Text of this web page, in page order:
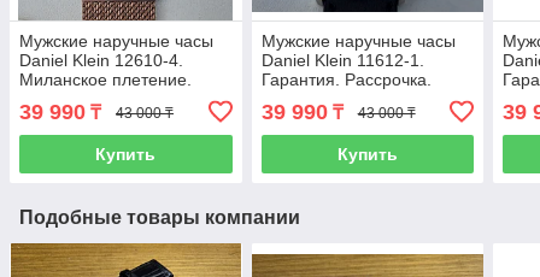
Мужские наручные часы
Daniel Klein 12610-4.
Миланское плетение.
Гарантия. Рассрочка.
Kaspi RED.
39 990 ₸ 43 000 ₸
Купить
Мужские наручные часы
Daniel Klein 11612-1.
Гарантия. Рассрочка.
Kaspi RED.
39 990₸ 43 000 ₸
Купить
39
Подобные товары компании